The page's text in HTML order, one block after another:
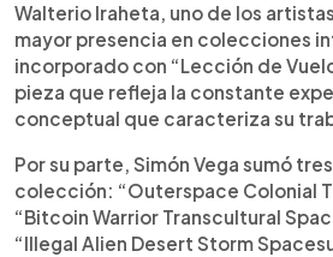
Walterio Iraheta, uno de los
mayor presencia en colecciones
incorporado con “Lección de
pieza que refleja la constante
conceptual que caracteriza su
Por su parte, Simón Vega sumó
colección: “Outerspace Colonial
“Bitcoin Warrior Transcultural
“Illegal Alien Desert Storm